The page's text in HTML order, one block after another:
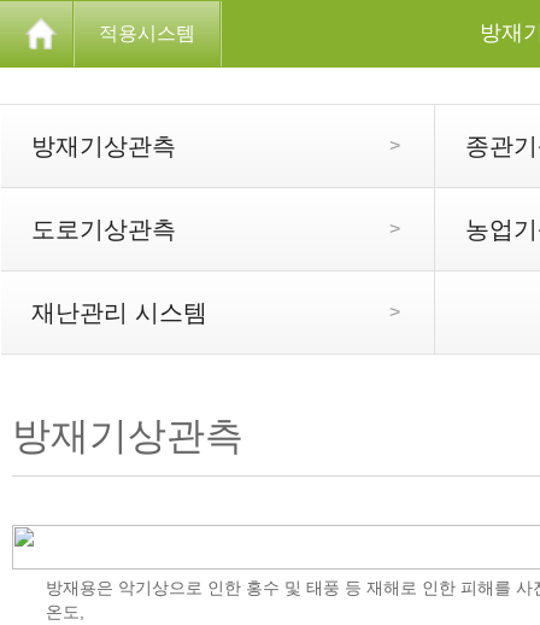
적용시스템 방재
>
방재기상관측 종관
>
도로기상관측 농업
>
재난관리 시스템
방재기상관측
방재용은 악기상으로 인한 홍수 및 태풍 등 재해로 인한 피해를
온도,